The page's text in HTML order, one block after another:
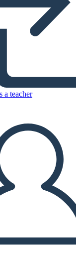
a teacher